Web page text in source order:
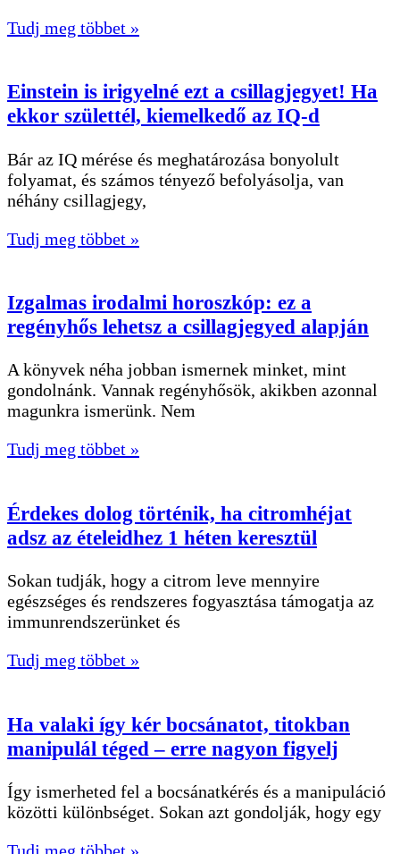
Tudj meg többet »
Einstein is irigyelné ezt a csillagjegyet! Ha
ekkor születtél, kiemelkedő az IQ-d
Bár az IQ mérése és meghatározása bonyolult
folyamat, és számos tényező befolyásolja, van
néhány csillagjegy,
Tudj meg többet »
Izgalmas irodalmi horoszkóp: ez a
regényhős lehetsz a csillagjegyed alapján
A könyvek néha jobban ismernek minket, mint
gondolnánk. Vannak regényhősök, akikben azonnal
magunkra ismerünk. Nem
Tudj meg többet »
Érdekes dolog történik, ha citromhéjat
adsz az ételeidhez 1 héten keresztül
Sokan tudják, hogy a citrom leve mennyire
egészséges és rendszeres fogyasztása támogatja az
immunrendszerünket és
Tudj meg többet »
Ha valaki így kér bocsánatot, titokban
manipulál téged – erre nagyon figyelj
Így ismerheted fel a bocsánatkérés és a manipuláció
közötti különbséget. Sokan azt gondolják, hogy egy